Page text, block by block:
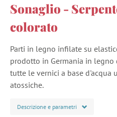
Sonaglio -
colorato
Parti in legno infilate su
prodotto in Germania in
tutte le vernici a base d'acqua
atossiche.
Descrizione e parametri